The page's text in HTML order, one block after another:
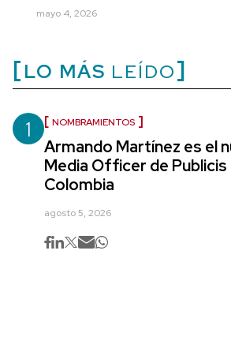
mayo 4, 2026
LO MÁS LEÍDO
1 NOMBRAMIENTOS
Armando Martínez es el
Media Officer de Publicis
Colombia
agosto 5, 2026